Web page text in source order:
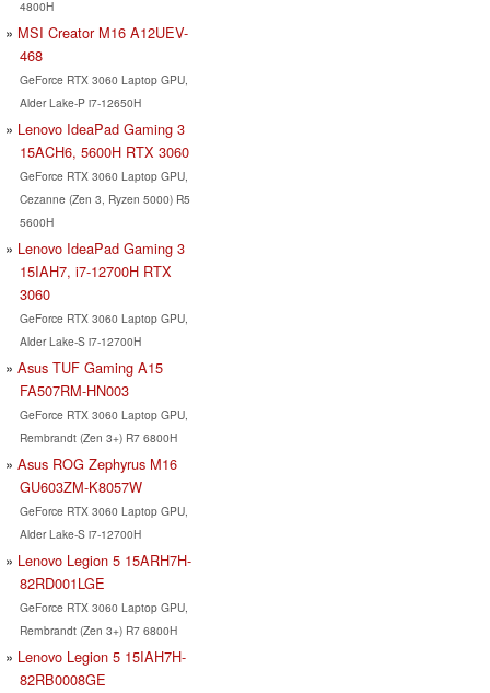
4800H
MSI Creator M16 A12UEV-
468
GeForce RTX 3060 Laptop GPU,
Alder Lake-P i7-12650H
Lenovo IdeaPad Gaming 3
15ACH6, 5600H RTX 3060
GeForce RTX 3060 Laptop GPU,
Cezanne (Zen 3, Ryzen 5000) R5
5600H
Lenovo IdeaPad Gaming 3
15IAH7, i7-12700H RTX
3060
GeForce RTX 3060 Laptop GPU,
Alder Lake-S i7-12700H
Asus TUF Gaming A15
FA507RM-HN003
GeForce RTX 3060 Laptop GPU,
Rembrandt (Zen 3+) R7 6800H
Asus ROG Zephyrus M16
GU603ZM-K8057W
GeForce RTX 3060 Laptop GPU,
Alder Lake-S i7-12700H
Lenovo Legion 5 15ARH7H-
82RD001LGE
GeForce RTX 3060 Laptop GPU,
Rembrandt (Zen 3+) R7 6800H
Lenovo Legion 5 15IAH7H-
82RB0008GE